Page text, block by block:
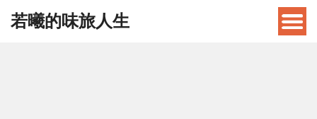
若曦的味旅人生